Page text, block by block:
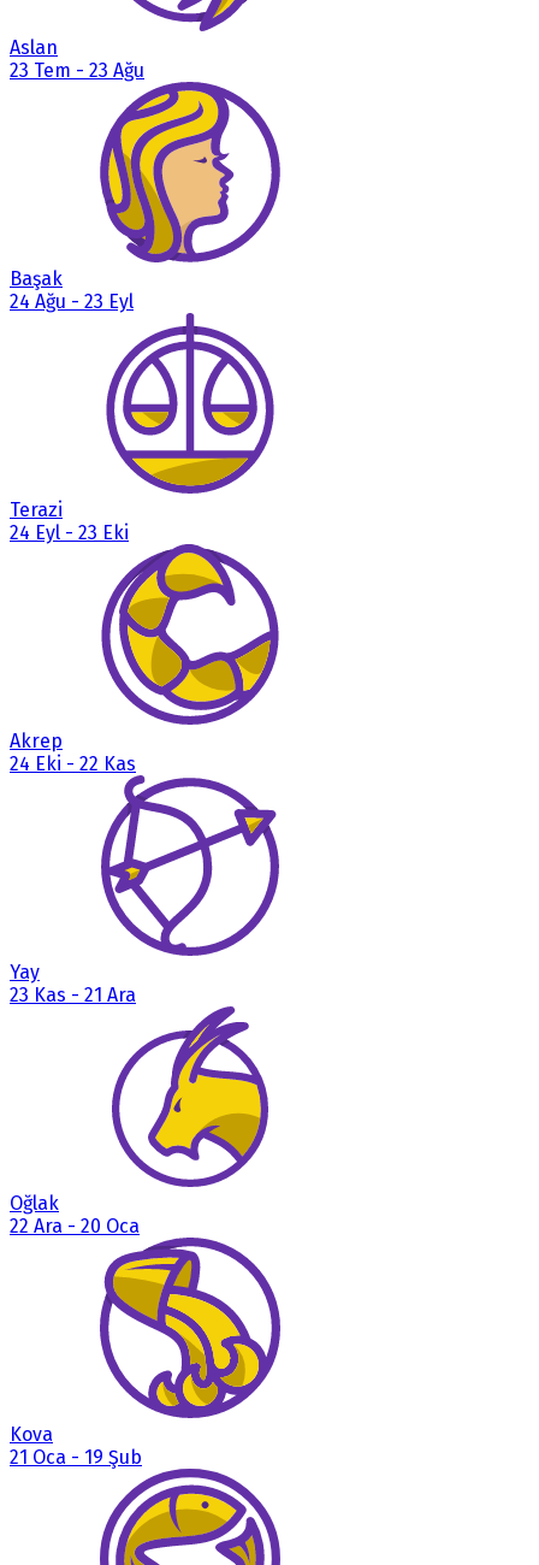
Aslan
23 Tem - 23 Ağu
Başak
24 Ağu - 23 Eyl
Terazi
24 Eyl - 23 Eki
Akrep
24 Eki - 22 Kas
Yay
23 Kas - 21 Ara
Oğlak
22 Ara - 20 Oca
Kova
21 Oca - 19 Şub